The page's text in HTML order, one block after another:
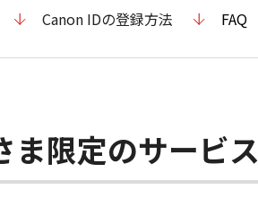
Canon IDの登録方法 FAQ
限定のサービス